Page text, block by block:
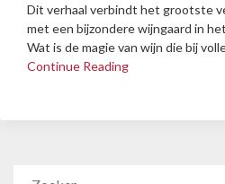
Dit verhaal verbindt het grootste
met een bijzondere wijngaard in
Wat is de magie van wijn die bij
Continue Reading